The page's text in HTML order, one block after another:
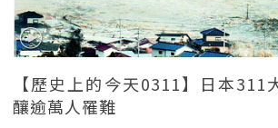
【歷史上的今天0311】日本311
釀逾萬人罹難